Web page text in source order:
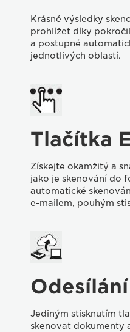
Krásné výsledky
prohlížet díky
a postupné
jednotlivých oblastí.
Tlačítka
Získejte okamžitý a
jako je skenování do
automatické
e-mailem, pouhým
Jediným stisknutím
skenovat dokumenty